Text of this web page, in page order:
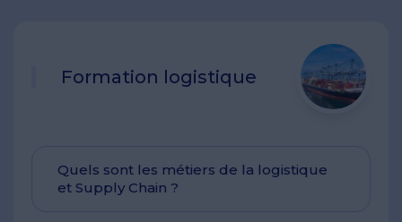
Formation logistique
Quels sont les métiers de la logistique
et Supply Chain ?